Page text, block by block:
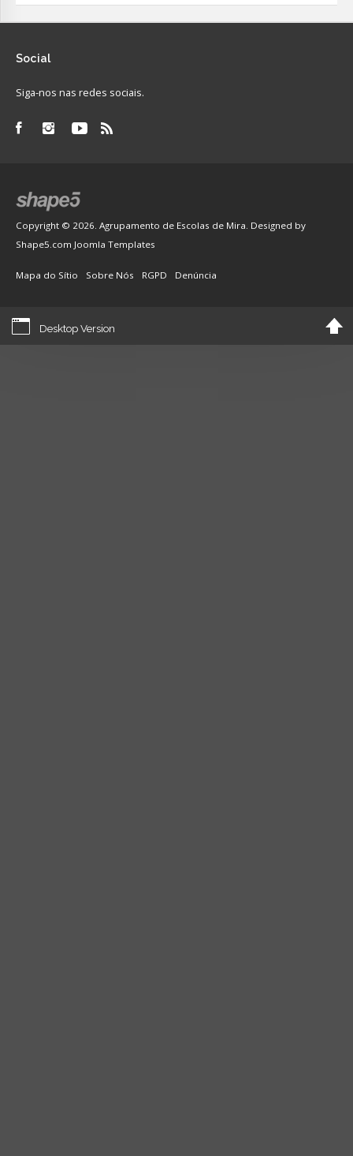
Social
Siga-nos nas redes sociais.
Copyright © 2026. Agrupamento de Escolas de Mira. Designed by
Shape5.com Joomla Templates
Mapa do Sítio Sobre Nós RGPD Denúncia
Desktop Version